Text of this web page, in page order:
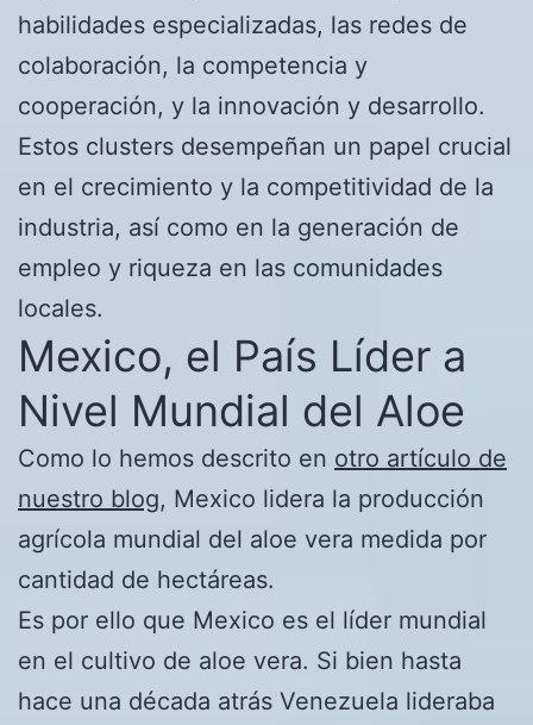
habilidades especializadas, las redes de
colaboración, la competencia y
cooperación, y la innovación y desarrollo.
Estos clusters desempeñan un papel crucial
en el crecimiento y la competitividad de la
industria, así como en la generación de
empleo y riqueza en las comunidades
locales.
Mexico, el País Líder a
Nivel Mundial del Aloe
Como lo hemos descrito en otro artículo de
nuestro blog, Mexico lidera la producción
agrícola mundial del aloe vera medida por
cantidad de hectáreas.
Es por ello que Mexico es el líder mundial
en el cultivo de aloe vera. Si bien hasta
hace una década atrás Venezuela lideraba